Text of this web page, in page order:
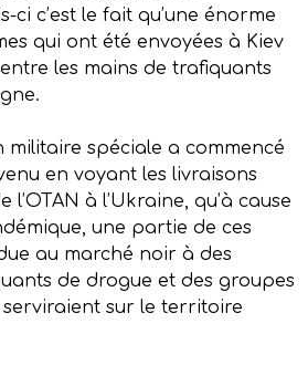
ci c’est le fait qu’une énorme
qui ont été envoyées à Kiev
les mains de trafiquants
militaire spéciale a commencé
en voyant les livraisons
l’OTAN à l’Ukraine, qu’à cause
une partie de ces
au marché noir à des
de drogue et des groupes
serviraient sur le territoire